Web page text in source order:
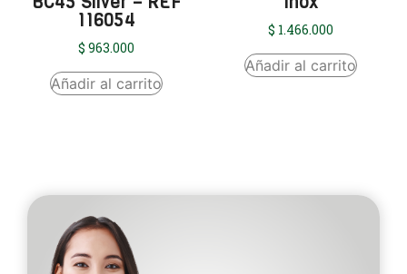
116054
$ 963.000
Añadir al carrito
$ 1.466.000
Añadir al carrito